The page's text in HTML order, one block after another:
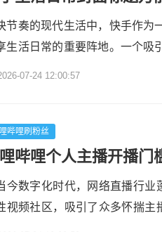
节奏的现代生活中，快手作为
生活日常的重要阵地。一个吸
直观、简洁且易于...
07-24 12:00:57
哔哩刷粉丝
哔哩个人主播开播门
今数字化时代，网络直播行业
视频社区，吸引了众多怀揣主